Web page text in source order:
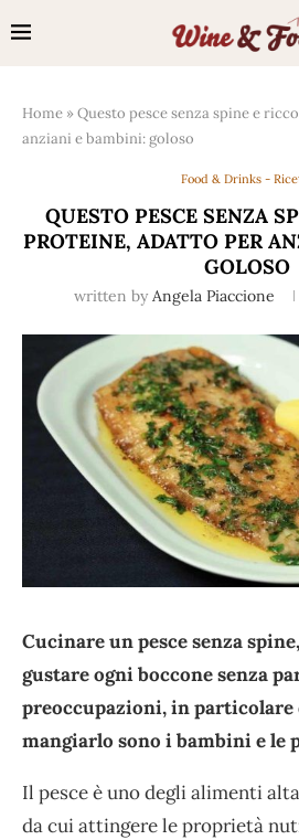
Home »Questo pesce senza spine e
anziani e bambini: goloso
Food & Drinks -
QUESTO PESCE SENZA
PROTEINE, ADATTO PER
GOLOSO
written by Angela Piaccione
Cucinare un pesce senza
gustare ogni boccone senza
preoccupazioni, in particolare
mangiarlo sono i bambini e le
Il pesce è uno degli alimenti
da cui attingere le proprietà